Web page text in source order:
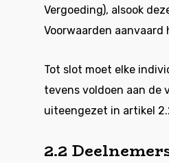
Vergoeding), alsook
Voorwaarden aanvaard
Tot slot moet elke
tevens voldoen aan de
uiteengezet in artikel
2.2